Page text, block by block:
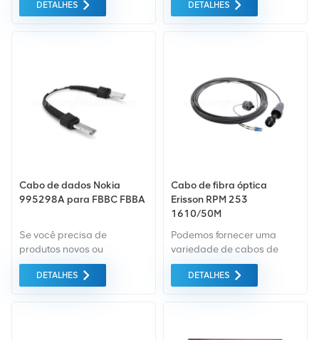
100m Para Estação Base.
DETALHES
novos como 472839A
necessidades, informe-nos
DETALHES
Cabo de dados Nokia
995298A para FBBC FBBA
Se você precisa de
produtos novos ou
renovados, a garantia
abrangente é padrão.
equipamentos do mercado
DETALHES
Cabo de fibra óptica
Erisson RPM 253
1610/50M
Podemos fornecer uma
variedade de cabos de
alimentação Ericsson novos
e usados, como RPM253
outras necessidades,
DETALHES